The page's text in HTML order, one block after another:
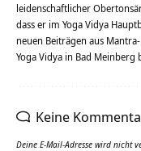
leidenschaftlicher
dass er im Yoga Vidya
neuen Beiträgen aus
Yoga Vidya in Bad Meinberg
Keine
Deine E-Mail-Adresse wird nicht